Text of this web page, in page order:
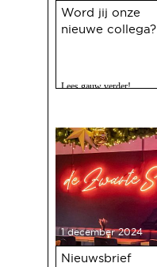
Word jij onze
nieuwe collega?
Lees gauw verder!
1 december 2024
Nieuwsbrief